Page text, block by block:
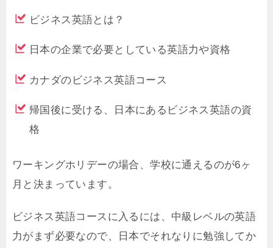
ビジネス英語とは？
日本の企業で必要としている英語力や資格
カナダのビジネス英語コース
帰国後に受ける、日本にあるビジネス英語の資
格
ワーキングホリデーの場合、学校に通えるのが6ヶ
月と決まっています。
ビジネス英語コースに入るには、中級レベルの英語
力がまず必要なので、日本でそれなりに勉強してか